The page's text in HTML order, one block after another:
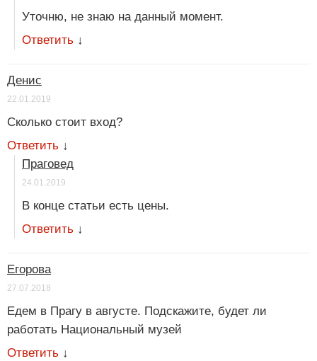
Уточню, не знаю на данный момент.
Ответить ↓
Денис
22.01.2019
Сколько стоит вход?
Ответить ↓
Праговед
24.01.2019
В конце статьи есть цены.
Ответить ↓
Егорова
27.07.2018
Едем в Прагу в августе. Подскажите, будет ли
работать Национальный музей
Ответить ↓